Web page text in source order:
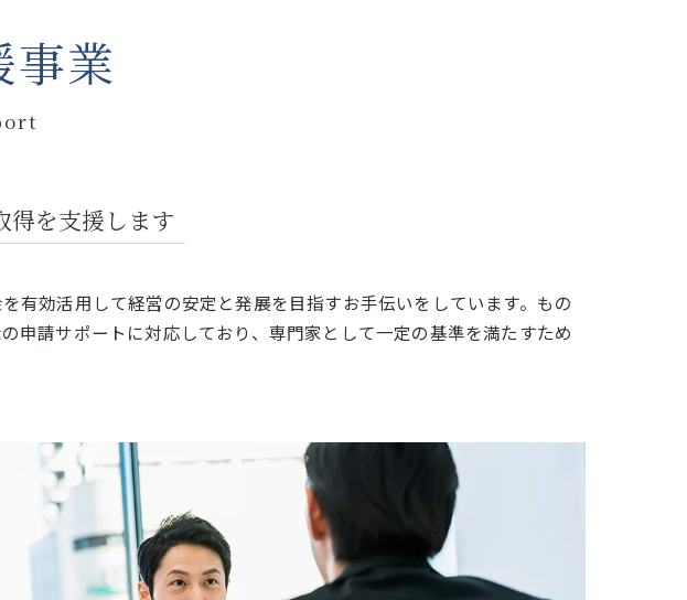
事業
得を支援します
有効活用して経営の安定と発展を目指すお手伝いをしています。もの
申請サポートに対応しており、専門家として一定の基準を満たすため